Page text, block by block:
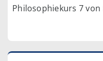
Philosophiekurs 7